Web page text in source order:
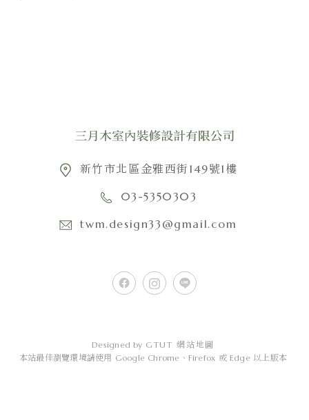
新竹市北區金雅西街149號1樓
03-5350303
twm.design33@gmail.com
Designed by GTUT 網站地圖
本站最佳瀏覽環境請使用 Google Chrome、Firefox 或 Edge 以上版本